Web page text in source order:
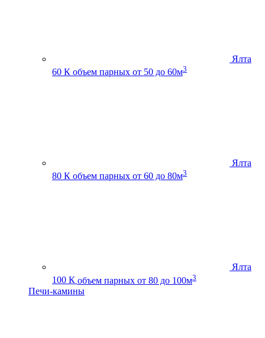
Ялта
60 К объем парных от 50 до 60м3
Ялта
80 К объем парных от 60 до 80м3
Ялта
100 К объем парных от 80 до 100м3
Печи-камины